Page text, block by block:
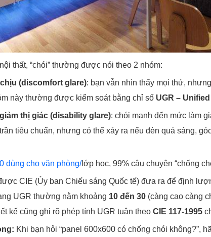
thất, “chói” thường được nói theo 2 nhóm:
(discomfort glare): bạn vẫn nhìn thấy mọi thứ,
này thường được kiểm soát bằng chỉ số UGR –
thị giác (disability glare): chói mạnh đến mức làm
tiêu chuẩn, nhưng có thể xảy ra nếu đèn quá sáng,
dùng cho văn phòng/lớp học, 99% câu chuyện “chống
CIE (Ủy ban Chiếu sáng Quốc tế) đưa ra để định
UGR thường nằm khoảng 10 đến 30 (càng cao càng
kế cũng ghi rõ phép tính UGR tuân theo CIE 117-1995
Khi bạn hỏi “panel 600x600 có chống chói không?”,